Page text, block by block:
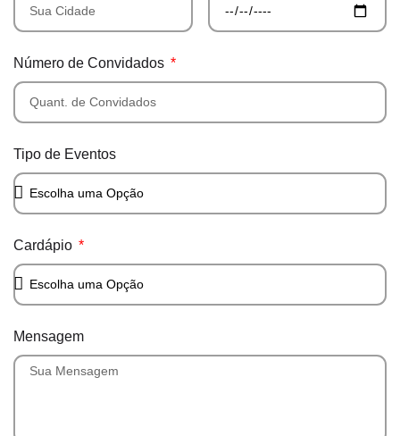
Número de Convidados
Tipo de Eventos
Cardápio
Mensagem